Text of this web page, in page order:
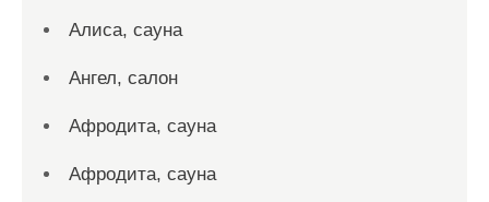
Алиса, сауна
Ангел, салон
Афродита, сауна
Афродита, сауна